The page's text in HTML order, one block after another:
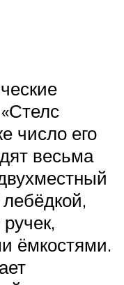
число его
весьма
ёмкостями.